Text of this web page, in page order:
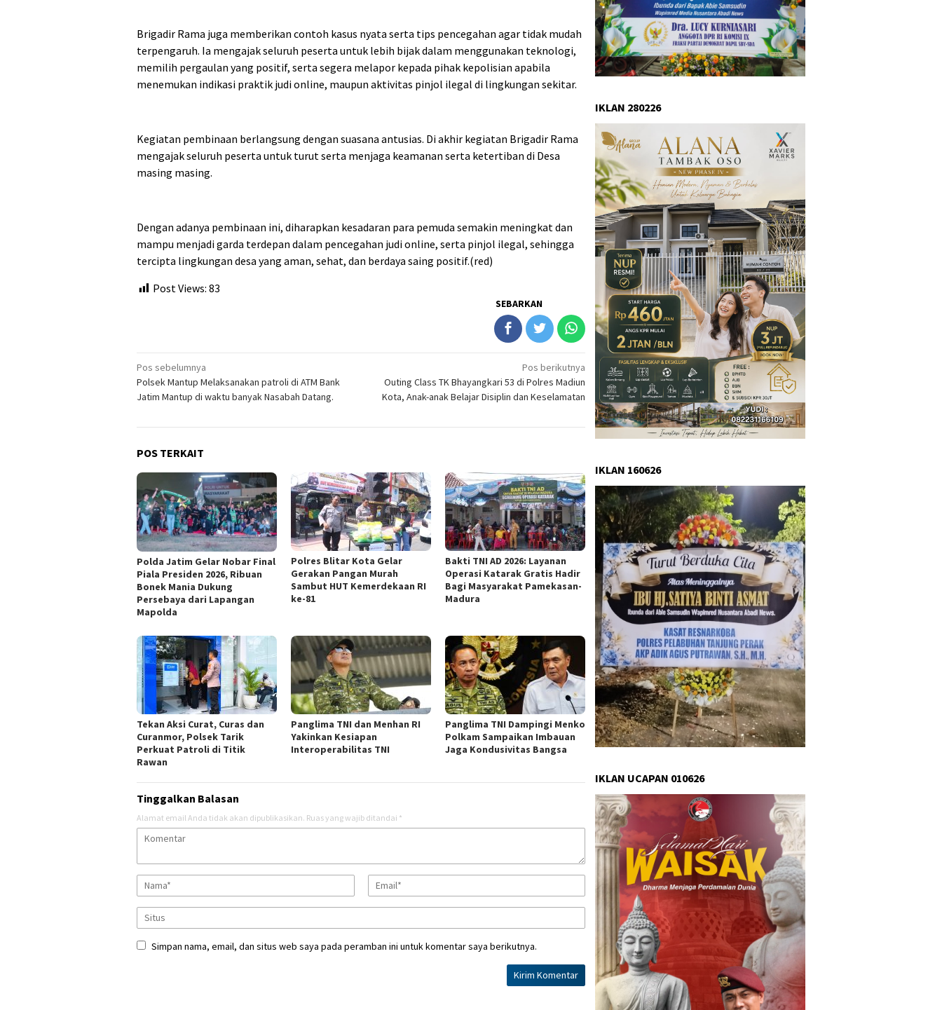
Brigadir Rama juga memberikan contoh kasus nyata serta tips pencegahan agar tidak mudah
terpengaruh. Ia mengajak seluruh peserta untuk lebih bijak dalam menggunakan teknologi,
memilih pergaulan yang positif, serta segera melapor kepada pihak kepolisian apabila
menemukan indikasi praktik judi online, maupun aktivitas pinjol ilegal di lingkungan sekitar.
Kegiatan pembinaan berlangsung dengan suasana antusias. Di akhir kegiatan Brigadir Rama
mengajak seluruh peserta untuk turut serta menjaga keamanan serta ketertiban di Desa
masing masing.
Dengan adanya pembinaan ini, diharapkan kesadaran para pemuda semakin meningkat dan
mampu menjadi garda terdepan dalam pencegahan judi online, serta pinjol ilegal, sehingga
tercipta lingkungan desa yang aman, sehat, dan berdaya saing positif.(red)
Post Views: 83
SEBARKAN
Navigasi
pos
Pos sebelumnya
Polsek Mantup Melaksanakan patroli di ATM Bank
Jatim Mantup di waktu banyak Nasabah Datang.
Pos berikutnya
Outing Class TK Bhayangkari 53 di Polres Madiun
Kota, Anak-anak Belajar Disiplin dan Keselamatan
POS TERKAIT
Polda Jatim Gelar Nobar Final
Piala Presiden 2026, Ribuan
Bonek Mania Dukung
Persebaya dari Lapangan
Mapolda
Polres Blitar Kota Gelar
Gerakan Pangan Murah
Sambut HUT Kemerdekaan RI
ke-81
Bakti TNI AD 2026: Layanan
Operasi Katarak Gratis Hadir
Bagi Masyarakat Pamekasan-
Madura
Tekan Aksi Curat, Curas dan
Curanmor, Polsek Tarik
Perkuat Patroli di Titik
Rawan
Panglima TNI dan Menhan RI
Yakinkan Kesiapan
Interoperabilitas TNI
Panglima TNI Dampingi Menko
Polkam Sampaikan Imbauan
Jaga Kondusivitas Bangsa
Tinggalkan Balasan
Alamat email Anda tidak akan dipublikasikan. Ruas yang wajib ditandai *
Simpan nama, email, dan situs web saya pada peramban ini untuk komentar saya berikutnya.
IKLAN 280226
IKLAN 160626
IKLAN UCAPAN 010626